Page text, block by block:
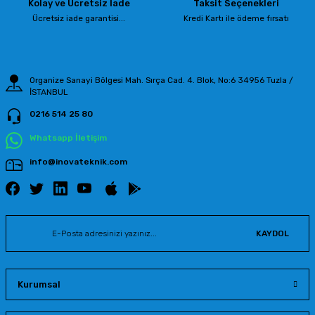
Ürün fiyatı diğer sitelerden daha pahalı.
Kolay ve Ücretsiz İade
Ücretsiz iade garantisi...
Taksit Seçenekleri
Kredi Kartı ile ödeme fırsatı
Organize Sanayi Bölgesi Mah. Sırça Cad. 4. Blok, No:6 34956 Tuzla /
İSTANBUL
0216 514 25 80
Whatsapp İletişim
info@inovateknik.com
KAYDOL
Kurumsal